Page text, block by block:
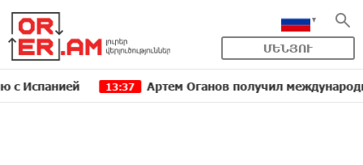
ՄԵՆՅՈՒ
13:37 Артем Оганов получил международную